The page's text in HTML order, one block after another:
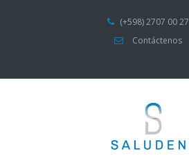
(+598) 2707 00 27
Contáctenos